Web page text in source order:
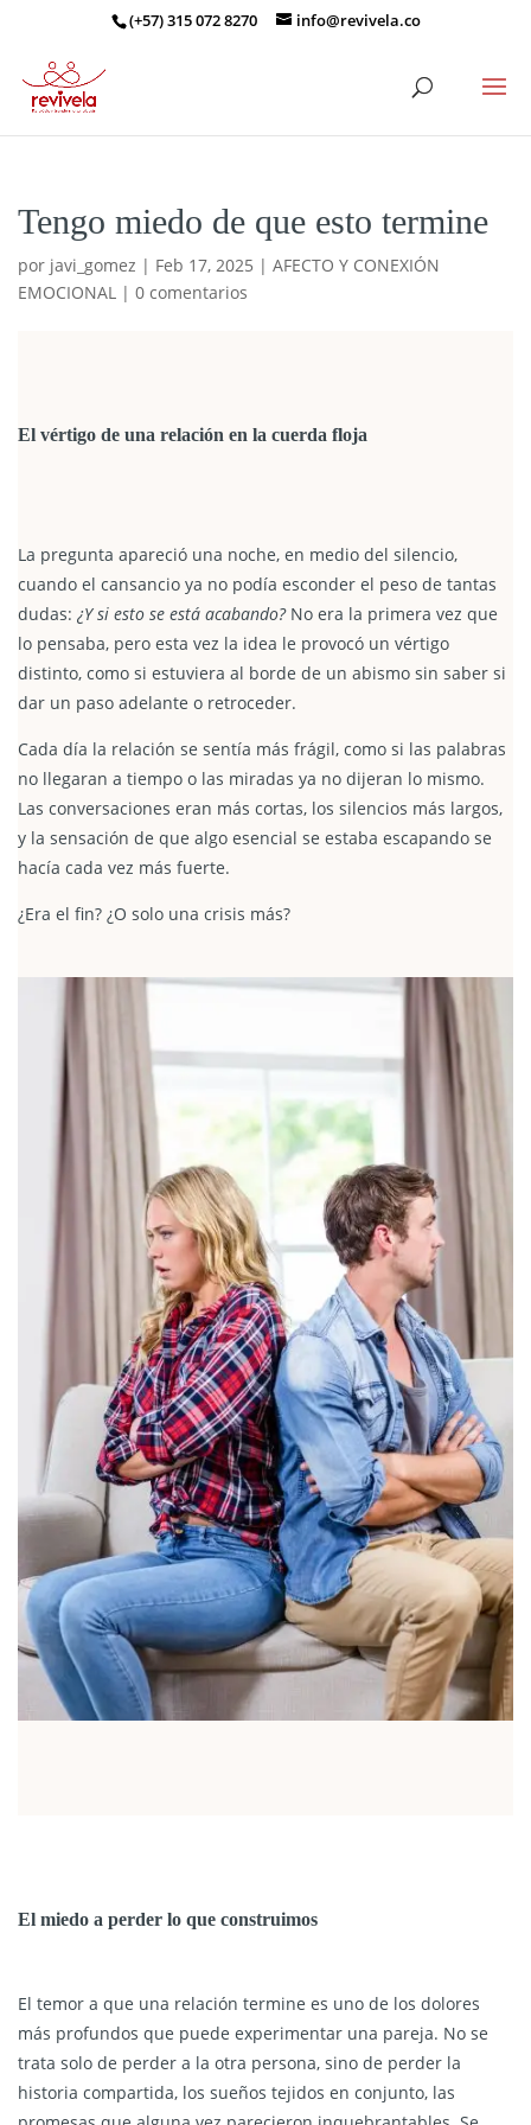
(+57) 315 072 8270 info@revivela.co
Tengo miedo de que esto termine
por javi_gomez | Feb 17, 2025 | AFECTO Y CONEXIÓN
EMOCIONAL | 0 comentarios
El vértigo de una relación en la cuerda floja
La pregunta apareció una noche, en medio del silencio,
cuando el cansancio ya no podía esconder el peso de tantas
dudas: ¿Y si esto se está acabando?No era la primera vez que
lo pensaba, pero esta vez la idea le provocó un vértigo
distinto, como si estuviera al borde de un abismo sin saber si
dar un paso adelante o retroceder.
Cada día la relación se sentía más frágil, como si las palabras
no llegaran a tiempo o las miradas ya no dijeran lo mismo.
Las conversaciones eran más cortas, los silencios más largos,
y la sensación de que algo esencial se estaba escapando se
hacía cada vez más fuerte.
¿Era el fin? ¿O solo una crisis más?
El miedo a perder lo que construimos
El temor a que una relación termine es uno de los dolores
más profundos que puede experimentar una pareja. No se
trata solo de perder a la otra persona, sino de perder la
historia compartida, los sueños tejidos en conjunto, las